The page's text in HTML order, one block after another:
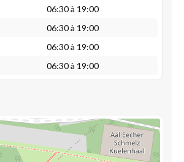
06:30 à 19:00
06:30 à 19:00
06:30 à 19:00
06:30 à 19:00